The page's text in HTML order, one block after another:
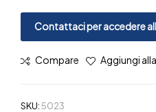
Contattaci per accedere
Compare Aggiungi
SKU: 5023